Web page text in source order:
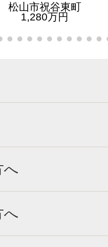
松山市祝谷東町
1,280万円
へ
へ